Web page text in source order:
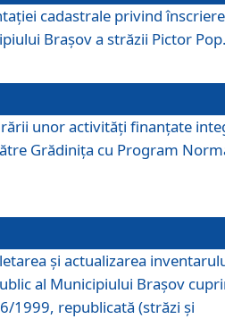
cadastrale privind
Braşov a străzii Pictor
unor activităţi finanţate
Grădiniţa cu Program
şi actualizarea
al Municipiului Braşov
1999, republicată (străzi şi